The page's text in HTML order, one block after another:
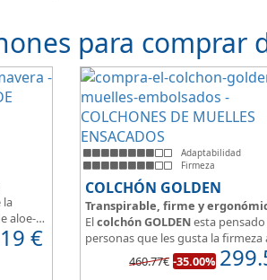
para comprar
aloe-
€
Adaptabilidad
Firmeza
COLCHÓN GOLDEN
Transpirable, firme y
Elcolchón GOLDENesta
personas que les gusta la firmeza
hora de dormir, pero sin perder
y adaptabilidad que nos ofrece la
460.77€ -35.00%